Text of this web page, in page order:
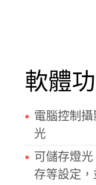
軟體
電腦控制
光
可儲存燈
存等設定